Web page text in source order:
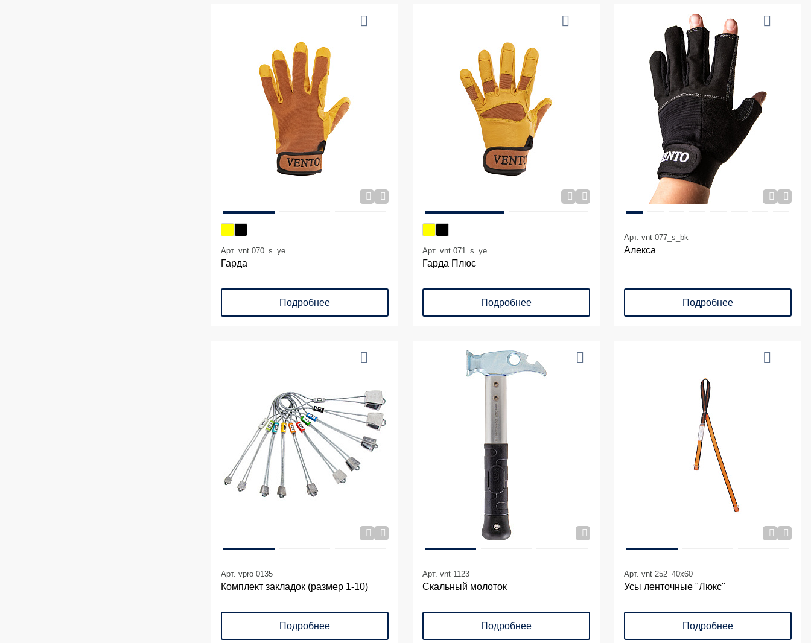
Арт. vnt 070_s_ye
Гарда
Подробнее
Арт. vnt 071_s_ye
Гарда Плюс
Подробнее
Арт. vnt 077_s_bk
Алекса
Подробнее
Арт. vpro 0135
Комплект закладок (размер 1-10)
Подробнее
Арт. vnt 1123
Скальный молоток
Подробнее
Арт. vnt 252_40х60
Усы ленточные "Люкс"
Подробнее